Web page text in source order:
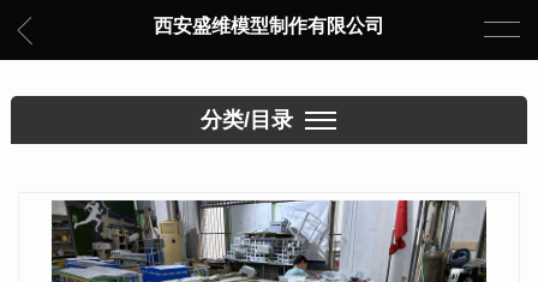
西安盛维模型制作有限公司
分类/目录